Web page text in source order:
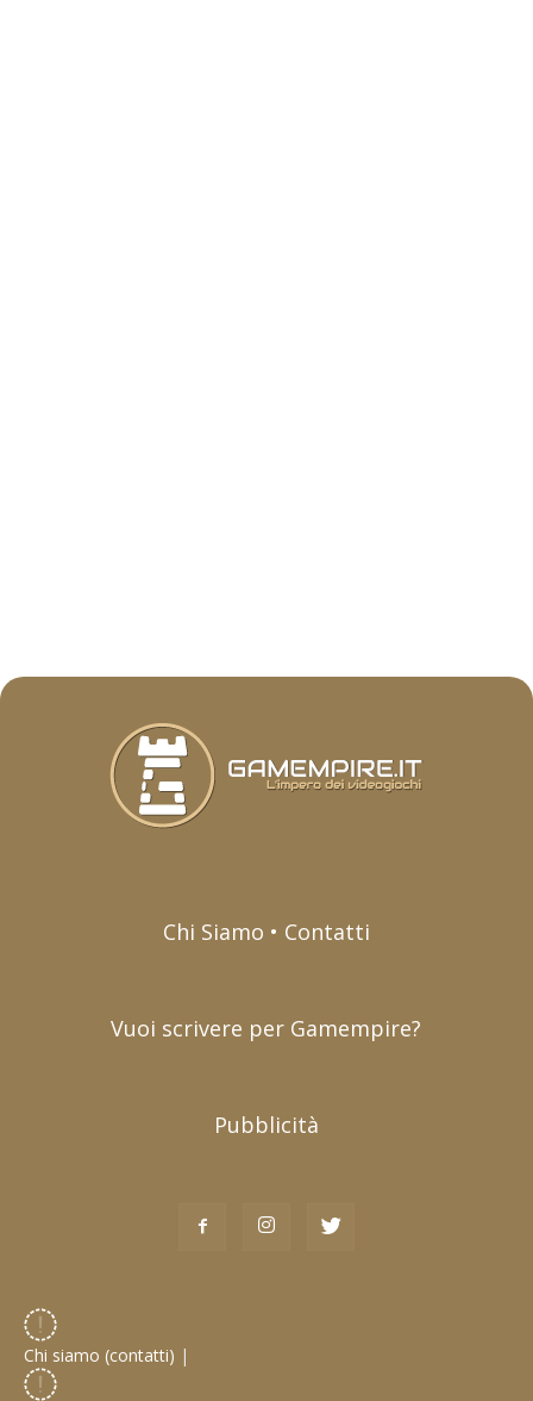
Chi Siamo • Contatti
Vuoi scrivere per Gamempire?
Pubblicità
Chi siamo (contatti) |